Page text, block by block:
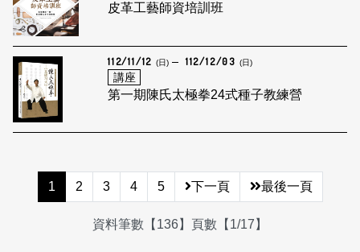
皮革工藝師資培訓班
112/11/12 (日) 112/12/03 (日)
講座
第一期陳氏太極拳24式種子教練營
1 2 3 4 5 下一頁 最後一頁
資料筆數【136】頁數【1/17】